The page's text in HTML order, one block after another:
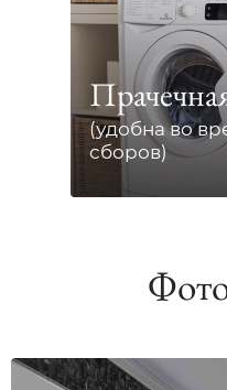
(удобна во
сборов)